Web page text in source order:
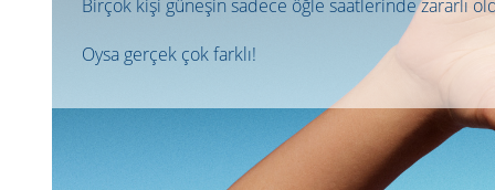
Birçok kişi güneşin sadece öğle saatlerinde zararlı
Oysa gerçek çok farklı!